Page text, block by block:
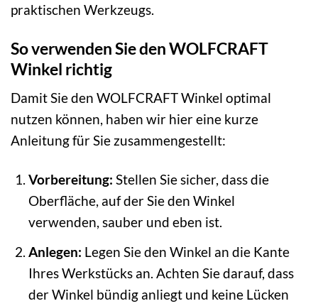
praktischen Werkzeugs.
So verwenden Sie den WOLFCRAFT
Winkel richtig
Damit Sie den WOLFCRAFT Winkel optimal
nutzen können, haben wir hier eine kurze
Anleitung für Sie zusammengestellt:
Vorbereitung: Stellen Sie sicher, dass die
Oberfläche, auf der Sie den Winkel
verwenden, sauber und eben ist.
Anlegen: Legen Sie den Winkel an die Kante
Ihres Werkstücks an. Achten Sie darauf, dass
der Winkel bündig anliegt und keine Lücken